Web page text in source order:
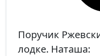
Поручик
лодке. Наташа: